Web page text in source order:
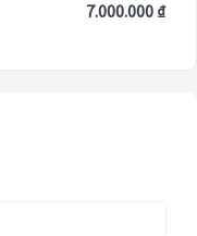
7.000.000 ₫